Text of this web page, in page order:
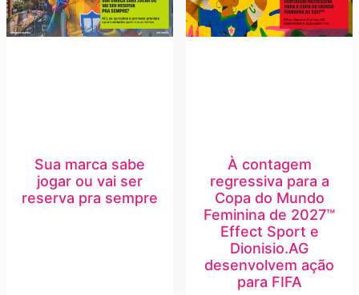
Sua marca sabe
jogar ou vai ser
reserva pra sempre
À contagem
regressiva para a
Copa do Mundo
Feminina de 2027™
Effect Sport e
Dionisio.AG
desenvolvem ação
para FIFA